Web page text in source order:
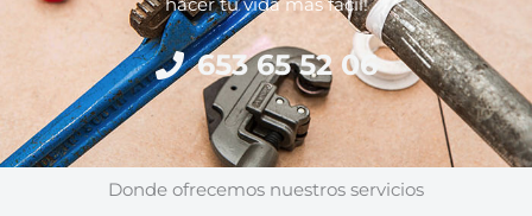
hacer tu vida más fácil!
653 65 52 06
Donde ofrecemos nuestros servicios